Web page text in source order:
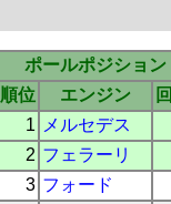
ポールポジション
順位 エンジン
1 メルセデス
2 フェラーリ
3 フォード